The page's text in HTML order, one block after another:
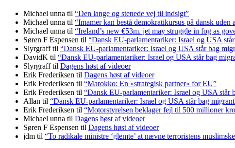
Michael unna til “Den lange og stenede vej til indsigt”
Michael unna til “Imamer kan bestå demokratikursus på dansk uden
Michael unna til “Ireland’s new €53m. jet may struggle in fog as
Søren F Espensen til “Dansk EU-parlamentariker: Israel og USA
Slyrgrafftil “Dansk EU-parlamentariker: Israel og USA står bag
DavidK til “Dansk EU-parlamentariker: Israel og USA står bag
Slyrgrafftil Dagens høst af videoer
Erik Frederiksen til Dagens høst af videoer
Erik Frederiksen til “Marokko: En »strategisk partner« for EU”
Erik Frederiksen til “Dansk EU-parlamentariker: Israel og USA står
Allan til “Dansk EU-parlamentariker: Israel og USA står bag
Erik Frederiksen til “Motorstyrelsen beklager fejl til 500 millioner
Michael unna til Dagens høst af videoer
Søren F Espensen til Dagens høst af videoer
jdm til “To radikale ministre ‘glemte’ at nævne terroristens